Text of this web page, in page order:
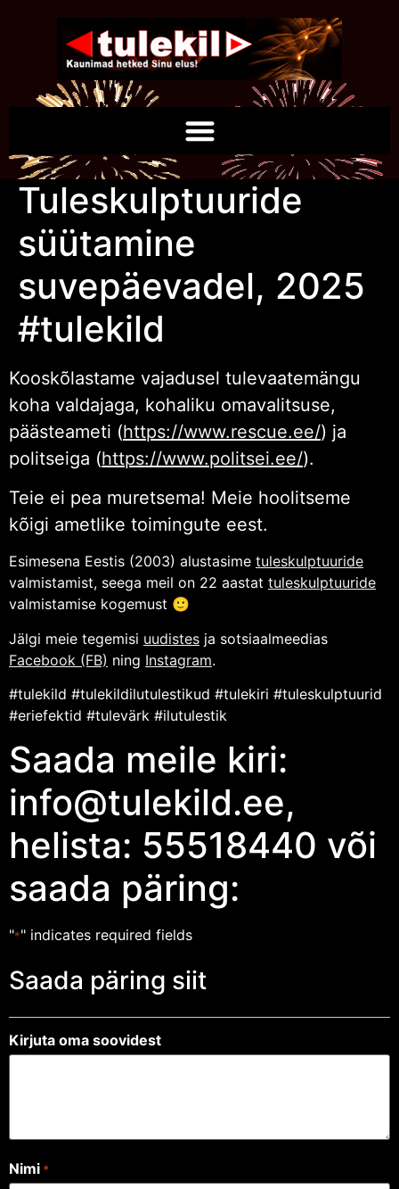
Tuleskulptuuride
süütamine
suvepäevadel, 2025
#tulekild
Kooskõlastame vajadusel tulevaatemängu
koha valdajaga, kohaliku omavalitsuse,
päästeameti (https://www.rescue.ee/) ja
politseiga (https://www.politsei.ee/).
Teie ei pea muretsema! Meie hoolitseme
kõigi ametlike toimingute eest.
Esimesena Eestis (2003) alustasime tuleskulptuuride
valmistamist, seega meil on 22 aastat tuleskulptuuride
valmistamise kogemust 🙂
Jälgi meie tegemisi uudistes ja sotsiaalmeedias
Facebook (FB) ning Instagram.
#tulekild #tulekildilutulestikud #tulekiri #tuleskulptuurid
#eriefektid #tulevärk #ilutulestik
Saada meile kiri:
info@tulekild.ee,
helista: 55518440 või
saada päring:
"*" indicates required fields
Saada päring siit
Kirjuta oma soovidest
Nimi *